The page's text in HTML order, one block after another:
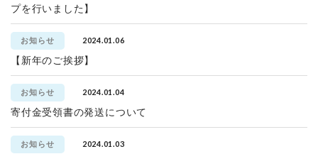
プを行いました】
お知らせ 2024.01.06
【新年のご挨拶】
お知らせ 2024.01.04
寄付金受領書の発送について
お知らせ 2024.01.03